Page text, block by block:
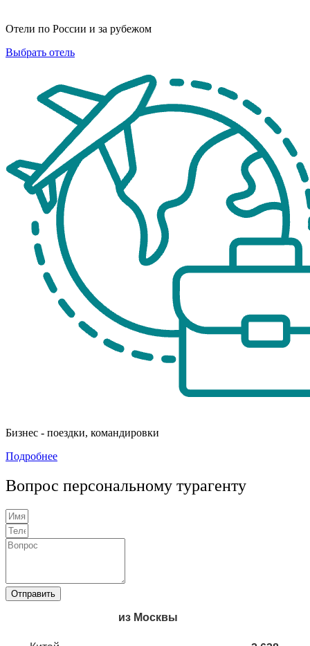
Отели по России и за рубежом
Выбрать отель
Бизнес - поездки, командировки
Подробнее
Вопрос персональному турагенту
Отправить
из Москвы